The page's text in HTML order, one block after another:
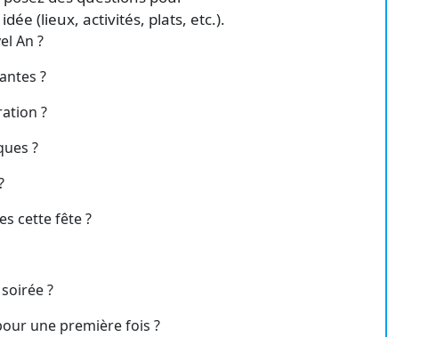
(lieux, activités, plats, etc.).
An ?
?
?
?
cette fête ?
?
une première fois ?